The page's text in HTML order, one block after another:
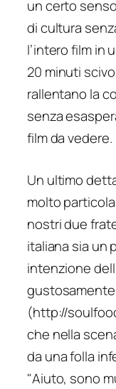
un certo
di cultura
l’intero film in
20 minuti
rallentano la
senza
film da vedere.
Un ultimo
molto
nostri due
italiana sia un
intenzione
gustosamente
(http://
che nella
da una folla
"Aiuto, sono